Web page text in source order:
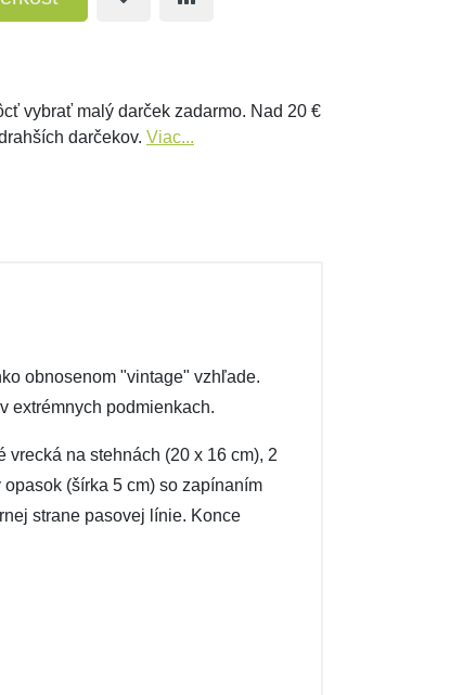
vybrať malý darček zadarmo. Nad 20 €
darčekov. Viac...
obnosenom "vintage" vzhľade.
extrémnych podmienkach.
na stehnách (20 x 16 cm), 2
(šírka 5 cm) so zapínaním
strane pasovej línie. Konce